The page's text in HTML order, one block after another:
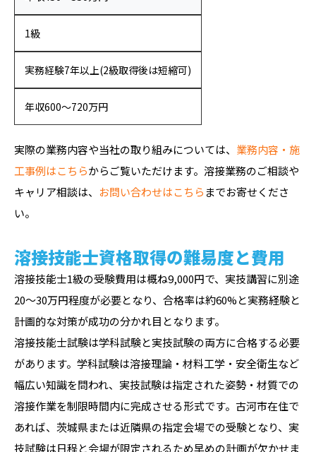
1級
実務経験7年以上(2級取得後は短縮可)
年収600〜720万円
実際の業務内容や当社の取り組みについては、 業務内容・施
工事例はこちらからご覧いただけます。溶接業務のご相談や
キャリア相談は、 お問い合わせはこちら までお寄せくださ
い。
溶接技能士資格取得の難易度と費用
溶接技能士1級の受験費用は概ね9,000円で、実技講習に別途
20〜30万円程度が必要となり、合格率は約60%と実務経験と
計画的な対策が成功の分かれ目となります。
溶接技能士試験は学科試験と実技試験の両方に合格する必要
があります。学科試験は溶接理論・材料工学・安全衛生など
幅広い知識を問われ、実技試験は指定された姿勢・材質での
溶接作業を制限時間内に完成させる形式です。古河市在住で
あれば、茨城県または近隣県の指定会場での受験となり、実
技試験は日程と会場が限定されるため早めの計画が欠かせま